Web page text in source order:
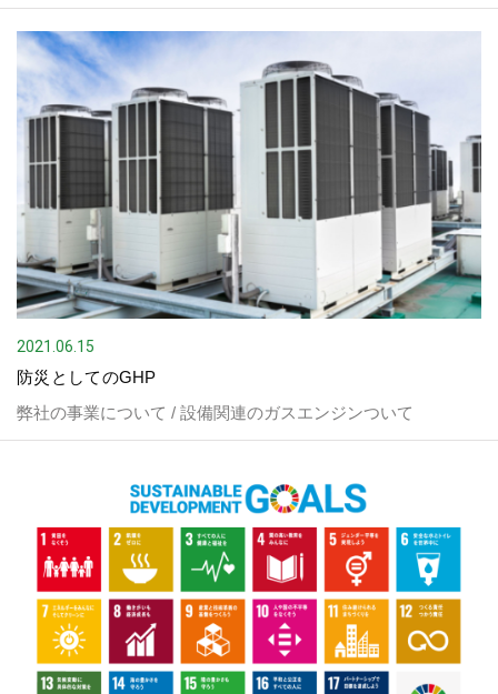
2021.06.15
防災としてのGHP
弊社の事業について / 設備関連のガスエンジンついて